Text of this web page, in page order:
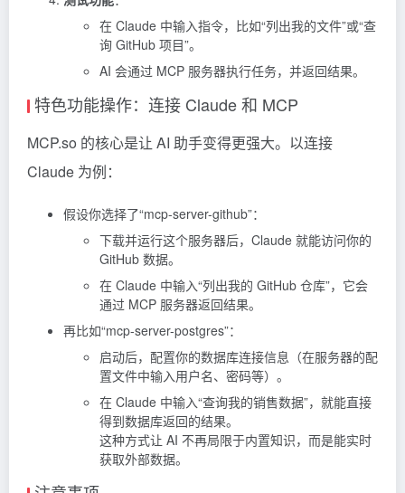
在 Claude 中输入指令，比如“列出我的文件”或“查
询 GitHub 项目”。
AI 会通过 MCP 服务器执行任务，并返回结果。
特色功能操作：连接 Claude 和 MCP
MCP.so 的核心是让 AI 助手变得更强大。以连接
Claude 为例：
假设你选择了“mcp-server-github”：
下载并运行这个服务器后，Claude 就能访问你的
GitHub 数据。
在 Claude 中输入“列出我的 GitHub 仓库”，它会
通过 MCP 服务器返回结果。
再比如“mcp-server-postgres”：
启动后，配置你的数据库连接信息（在服务器的配
置文件中输入用户名、密码等）。
在 Claude 中输入“查询我的销售数据”，就能直接
得到数据库返回的结果。
这种方式让 AI 不再局限于内置知识，而是能实时
获取外部数据。